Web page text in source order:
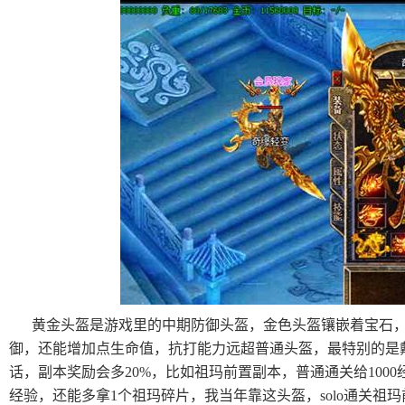
黄金头盔是游戏里的中期防御头盔，金色头盔镶嵌着宝石
御，还能增加点生命值，抗打能力远超普通头盔，最特别的
话，副本奖励会多20%，比如祖玛前置副本，普通通关给1000
经验，还能多拿1个祖玛碎片，我当年靠这头盔，solo通关祖